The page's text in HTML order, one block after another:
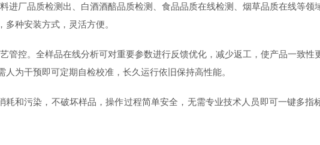
厂品质检测出、白酒酒醅品质检测、食品品质在线检测、烟草品质在线等领
种安装方式，灵活方便。
控。全样品在线分析可对重要参数进行反馈优化，减少返工，使产品一致性
为干预即可定期自检校准，长久运行依旧保持高性能。
污染，不破坏样品，操作过程简单安全，无需专业技术人员即可一键多指